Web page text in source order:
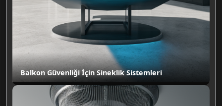
Balkon Güvenliği İçin Sineklik Sistemleri